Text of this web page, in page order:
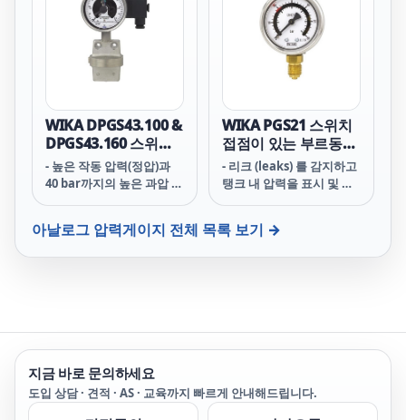
and grease-free media,
also in aggressive
environments
WIKA DPGS43.100 &
DPGS43.160 스위치
접점이 있는 차압계
- 높은 작동 압력(정압)과
40 bar까지의 높은 과압 안
WIKA PGS21 스위치
접점이 있는 부르동관
압력계
- 리크 (leaks) 를 감지하고
탱크 내 압력을 표시 및 모
아날로그 압력게이지 전체 목록 보기 →
지금 바로 문의하세요
도입 상담 · 견적 · AS · 교육까지 빠르게 안내해드립니다.